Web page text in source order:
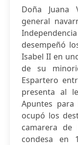
Doña Juana
general
desempeñó
Isabel II en
de su
Espartero
presenta al
Apuntes
ocupó los
camarera
condesa en